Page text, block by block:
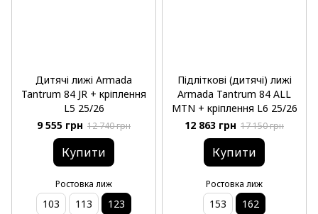
Дитячі лижі Armada
Tantrum 84 JR + кріплення
L5 25/26
9 555 грн 12 740 грн
Купити
Ростовка лиж
103 113 123
Підліткові (дитячі) лижі
Armada Tantrum 84 ALL
MTN + кріплення L6 25/26
12 863 грн 17 150 грн
Купити
Ростовка лиж
153 162